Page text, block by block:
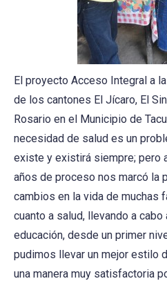
El proyecto Acceso Integral a
de los cantones El Jícaro, El
Rosario en el Municipio de
necesidad de salud es un
existe y existirá siempre; pero
años de proceso nos marcó la
cambios en la vida de muchas
cuanto a salud, llevando a
educación, desde un primer
pudimos llevar un mejor estilo
una manera muy satisfactoria